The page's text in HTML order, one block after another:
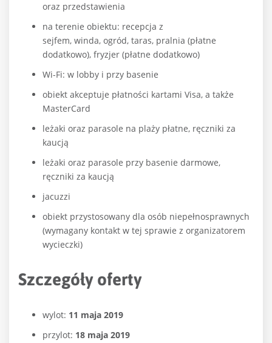
oraz przedstawienia
na terenie obiektu: recepcja z
sejfem, winda, ogród, taras, pralnia (płatne
dodatkowo), fryzjer (płatne dodatkowo)
Wi-Fi: w lobby i przy basenie
obiekt akceptuje płatności kartami Visa, a także
MasterCard
leżaki oraz parasole na plaży płatne, ręczniki za
kaucją
leżaki oraz parasole przy basenie darmowe,
ręczniki za kaucją
jacuzzi
obiekt przystosowany dla osób niepełnosprawnych
(wymagany kontakt w tej sprawie z organizatorem
wycieczki)
Szczegóły oferty
wylot: 11 maja 2019
przylot: 18 maja 2019